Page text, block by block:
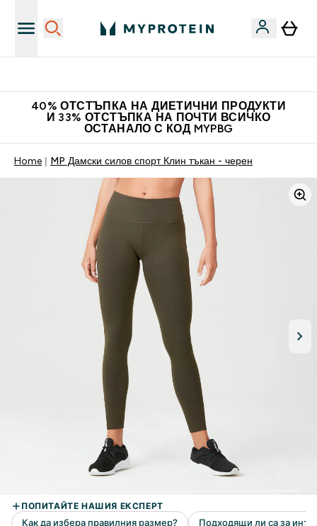
40% ОТСТЪПКА НА ДИЕТИЧНИ ПРОДУКТИ
И 33% ОТСТЪПКА НА ПОЧТИ ВСИЧКО
ОСТАНАЛО С КОД MYPBG
Home MP Дамски силов спорт Клин тъкан - черен